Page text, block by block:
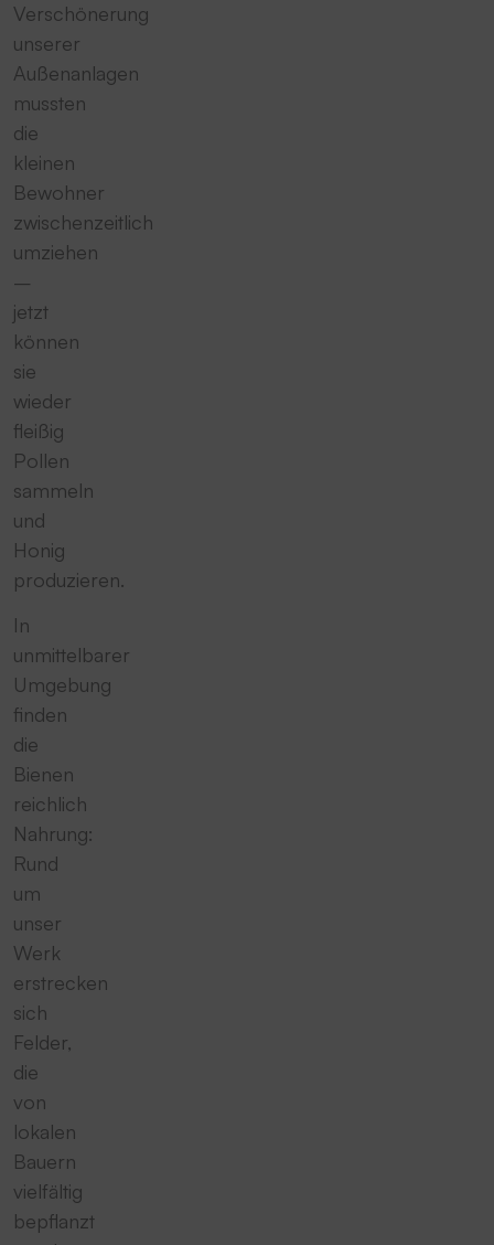
Verschönerung
unserer
Außenanlagen
mussten
die
kleinen
Bewohner
zwischenzeitlich
umziehen
–
jetzt
können
sie
wieder
fleißig
Pollen
sammeln
und
Honig
produzieren.
In
unmittelbarer
Umgebung
finden
die
Bienen
reichlich
Nahrung:
Rund
um
unser
Werk
erstrecken
sich
Felder,
die
von
lokalen
Bauern
vielfältig
bepflanzt